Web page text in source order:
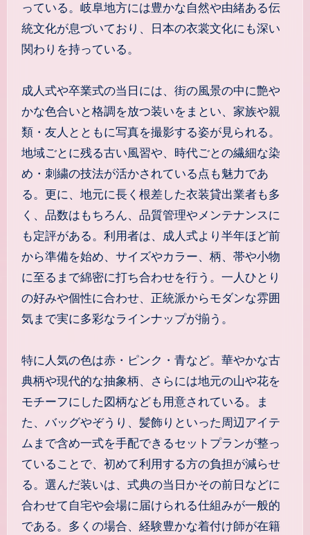
っている。岐阜地方には豊かな自然や由緒ある伝
統文化が息づいており、日本の衣裳文化にも深い
関わりを持っている。
成人式や卒業式の当日には、街の風景の中に艶や
かな色合いと格調を放つ装いをまとい、家族や親
類・友人とともに写真を撮影する姿が見られる。
地域ごとに残る古い風習や、時代ごとの繊細な染
め・刺繍の技法が活かされている点も魅力であ
る。更に、地元に長く根差した衣装貸出業者も多
く、品数はもちろん、品質管理やメンテナンスに
も定評がある。利用者は、成人式より半年ほど前
から準備を始め、サイズやカラー、柄、帯や小物
に至るまで綿密に打ち合わせを行う。一人ひとり
の好みや個性に合わせ、正統派からモダンな雰囲
気まで実に多彩なラインナップが揃う。
特に人気の色は赤・ピンク・青など。華やかな古
典柄や現代的な抽象柄、さらには地元の山や花を
モチーフにした図柄なども用意されている。ま
た、バッグやぞうり、髪飾りといった周辺アイテ
ムまで含め一式を手配できるセットプランが整っ
ていることで、初めて利用する方の負担が減らせ
る。選んだ装いは、式典の当日かその前日などに
合わせて自宅や会場に届けられる仕組みが一般的
である。多くの場合、経験豊かな着付け師が在籍